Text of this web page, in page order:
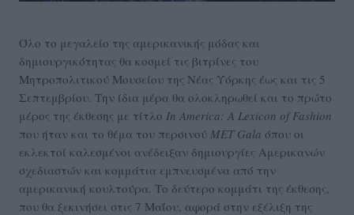
Όλο το μεγαλείο της αμερικανικής μόδας και
δημιουργικότητας θα κοσμεί τις βιτρίνες του
Μητροπολιτικού Μουσείου της Νέας Υόρκης έως και τις 5
Σεπτεμβρίου. Την ίδια μέρα θα ολοκληρωθεί και το πρώτο
μέρος της έκθεσης με τίτλο In America: A Lexicon of Fashion
που ήταν και το θέμα του περσινού MET Gala όπου οι
εκλεκτοί καλεσμένοι ανέδειξαν δημιουργίες Αμερικανών
σχεδιαστών και κομμάτια εμπνευσμένα από την
αμερικανική κουλτούρα. Το δεύτερο κομμάτι της έκθεσης,
που θα ξεκινήσει στις 7 Μαΐου, αφορά στην εξέλιξη της